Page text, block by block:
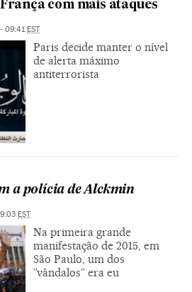
com mais ataques
09:41EST
Paris decide manter o nível
de alerta máximo
antiterrorista
a polícia de Alckmin
EST
Na primeira grande
manifestação de 2015, em
São Paulo, um dos
”vândalos” era eu